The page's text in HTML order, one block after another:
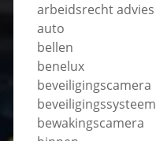
arbeidsrecht advies
auto
bellen
benelux
beveiligingscamera
beveiligingssysteem
bewakingscamera